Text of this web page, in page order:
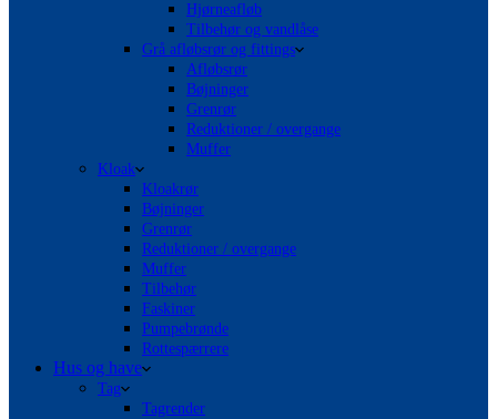
Hjørneafløb
Tilbehør og vandlåse
Grå afløbsrør og fittings
Afløbsrør
Bøjninger
Grenrør
Reduktioner / overgange
Muffer
Kloak
Kloakrør
Bøjninger
Grenrør
Reduktioner / overgange
Muffer
Tilbehør
Faskiner
Pumpebrønde
Rottespærrere
Hus og have
Tag
Tagrender